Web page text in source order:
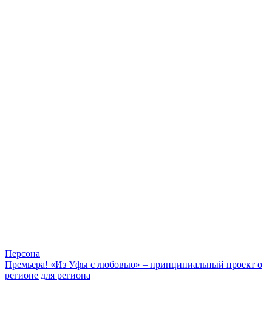
Персона
Премьера! «Из Уфы с любовью» – принципиальный проект о
регионе для региона